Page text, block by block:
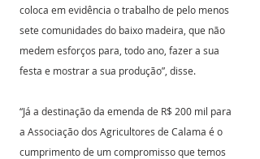
coloca em evidência o trabalho de pelo menos
sete comunidades do baixo madeira, que não
medem esforços para, todo ano, fazer a sua
festa e mostrar a sua produção”, disse.
“Já a destinação da emenda de R$ 200 mil para
a Associação dos Agricultores de Calama é o
cumprimento de um compromisso que temos